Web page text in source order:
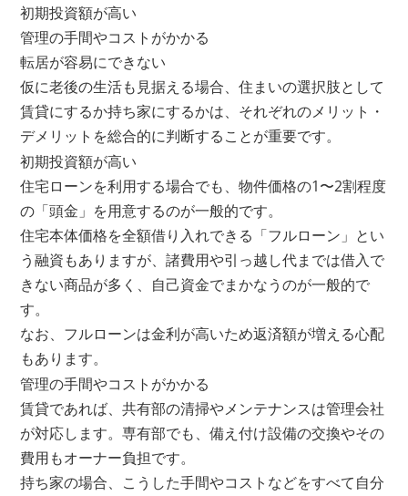
初期投資額が高い
管理の手間やコストがかかる
転居が容易にできない
仮に老後の生活も見据える場合、住まいの選択肢として
賃貸にするか持ち家にするかは、それぞれのメリット・
デメリットを総合的に判断することが重要です。
初期投資額が高い
住宅ローンを利用する場合でも、物件価格の1〜2割程度
の「頭金」を用意するのが一般的です。
住宅本体価格を全額借り入れできる「フルローン」とい
う融資もありますが、諸費用や引っ越し代までは借入で
きない商品が多く、自己資金でまかなうのが一般的で
す。
なお、フルローンは金利が高いため返済額が増える心配
もあります。
管理の手間やコストがかかる
賃貸であれば、共有部の清掃やメンテナンスは管理会社
が対応します。専有部でも、備え付け設備の交換やその
費用もオーナー負担です。
持ち家の場合、こうした手間やコストなどをすべて自分